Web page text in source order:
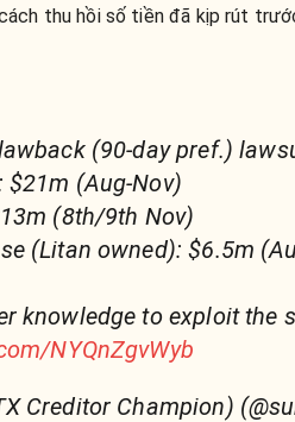
thu hồi số tiền đã kịp rút
(90-day pref.)
$21m (Aug-Nov)
(8th/9th Nov)
(Litan owned): $6.5m
knowledge to exploit the
NYQnZgvWyb
Creditor Champion)